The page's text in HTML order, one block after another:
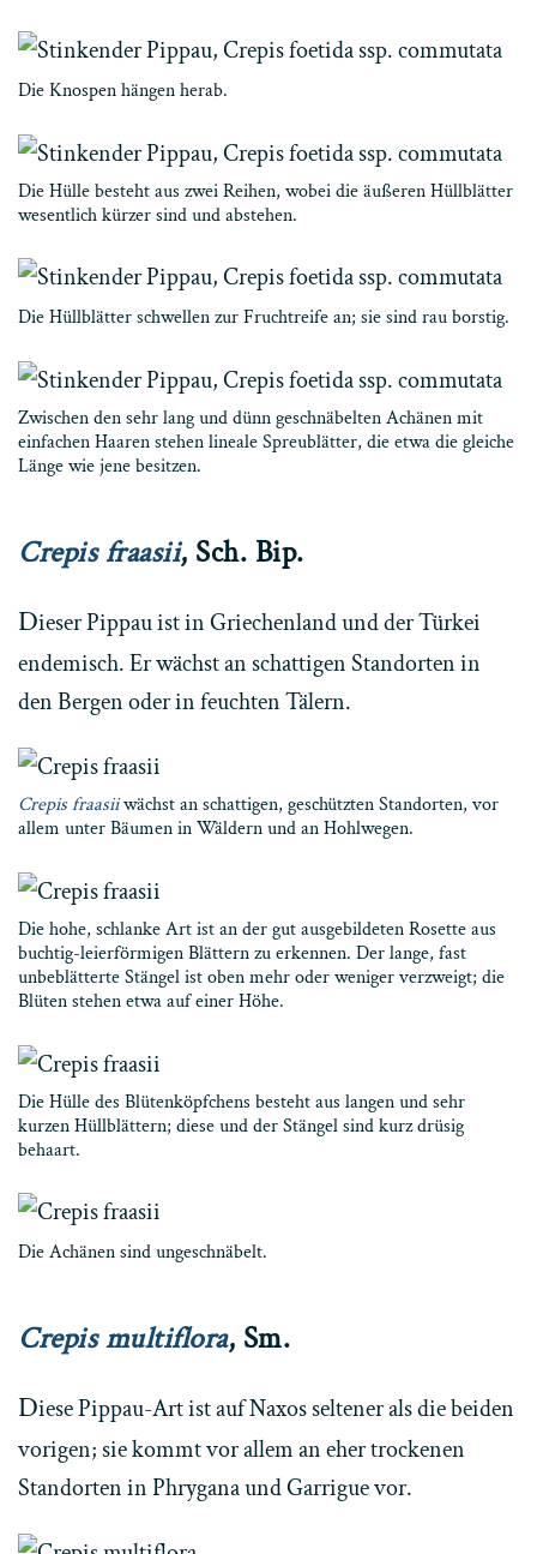
Die Knospen hängen herab.
Die Hülle besteht aus zwei Reihen, wobei die äußeren Hüllblätter
wesentlich kürzer sind und abstehen.
Die Hüllblätter schwellen zur Fruchtreife an; sie sind rau borstig.
Zwischen den sehr lang und dünn geschnäbelten Achänen mit
einfachen Haaren stehen lineale Spreublätter, die etwa die gleiche
Länge wie jene besitzen.
Crepis fraasii, Sch. Bip.
Dieser Pippau ist in Griechenland und der Türkei
endemisch. Er wächst an schattigen Standorten in
den Bergen oder in feuchten Tälern.
Crepis fraasiiwächst an schattigen, geschützten Standorten, vor
allem unter Bäumen in Wäldern und an Hohlwegen.
Die hohe, schlanke Art ist an der gut ausgebildeten Rosette aus
buchtig-leierförmigen Blättern zu erkennen. Der lange, fast
unbeblätterte Stängel ist oben mehr oder weniger verzweigt; die
Blüten stehen etwa auf einer Höhe.
Die Hülle des Blütenköpfchens besteht aus langen und sehr
kurzen Hüllblättern; diese und der Stängel sind kurz drüsig
behaart.
Die Achänen sind ungeschnäbelt.
Crepis multiflora, Sm.
Diese Pippau-Art ist auf Naxos seltener als die beiden
vorigen; sie kommt vor allem an eher trockenen
Standorten in Phrygana und Garrigue vor.